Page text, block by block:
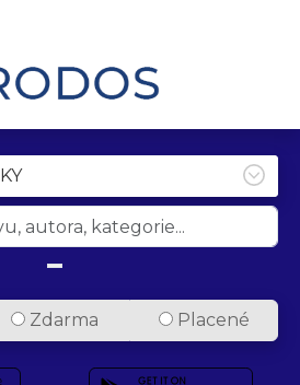
Zdarma Placené